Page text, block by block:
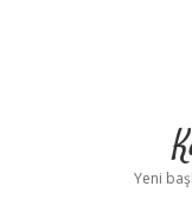
Yeni